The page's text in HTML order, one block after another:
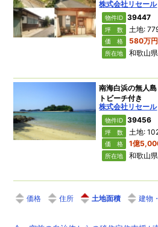
株式会社リセール
物件ID 39447
坪 数 土地:
価 格 580万円
所在地 和歌山
南海白浜の無人
トビーチ付き
株式会社リセール
物件ID 39456
坪 数 土地:
価 格 1億
所在地 和歌山
価格 住所 土地面積 建物